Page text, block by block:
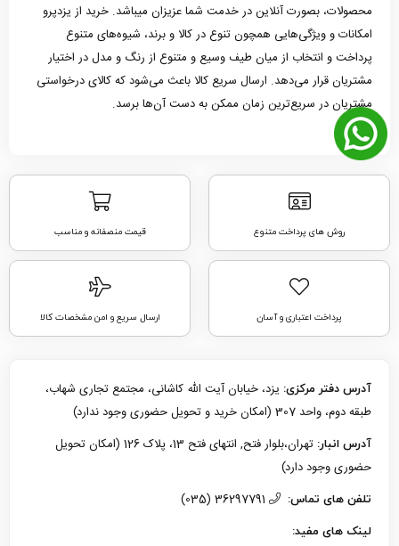
محصولات، بصورت آنلاین در خدمت شما عزیزان میباشد. خرید از یزدپرو
امکانات و ویژگی‌هایی همچون تنوع در کالا و برند، شیوه‌های متنوع
پرداخت و انتخاب از میان طیف وسیع و متنوع از رنگ و مدل در اختیار
مشتریان قرار می‌دهد. ارسال سریع کالا باعث می‌شود که کالای درخواستی
مشتریان در سریع‌ترین زمان ممکن به دست آن‌ها برسد.
روش های پرداخت متنوع قیمت منصفانه و مناسب
پرداخت اعتباری و آسان ارسال سریع و امن مشخصات کالا
آدرس دفتر مرکزی: یزد، خیابان آیت الله کاشانی، مجتمع تجاری شهاب،
طبقه دوم، واحد 307 (امکان خرید و تحویل حضوری وجود ندارد)
آدرس انبار:
تهران،بلوار فتح, انتهای فتح 13، پلاک 126 (امکان تحویل
حضوری وجود دارد)
تلفن های تماس:
لینک های مفید: